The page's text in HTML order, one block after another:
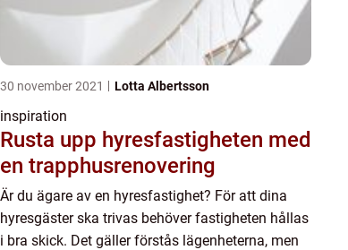
30 november 2021 Lotta Albertsson
inspiration
Rusta upp hyresfastigheten med
en trapphusrenovering
Är du ägare av en hyresfastighet? För att dina
hyresgäster ska trivas behöver fastigheten hållas
i bra skick. Det gäller förstås lägenheterna, men